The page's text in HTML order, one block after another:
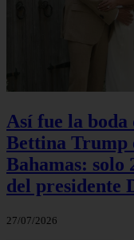
Así fue la
Bettina Trump
Bahamas: solo
del presidente
27/07/2026